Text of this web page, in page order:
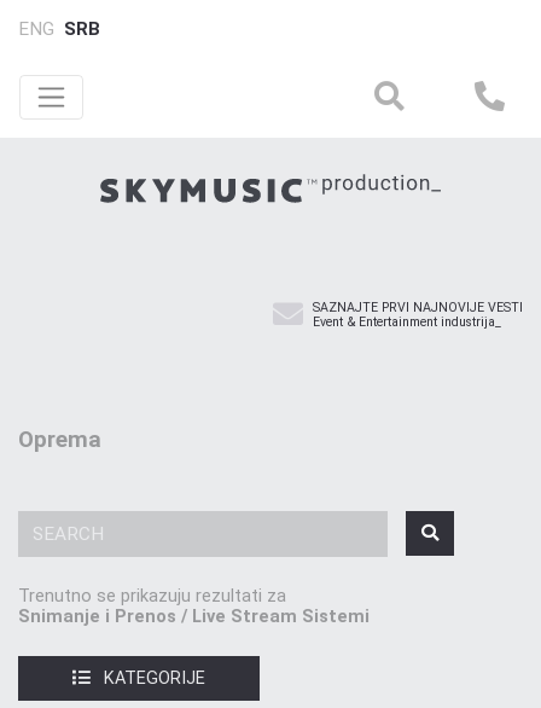
ENG SRB
SAZNAJTE PRVI NAJNOVIJE VESTI
Event & Entertainment industrija_
Oprema
Trenutno se prikazuju rezultati za
Snimanje i Prenos / Live Stream Sistemi
KATEGORIJE